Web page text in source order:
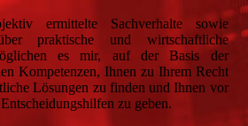
ermittelte Sachverhalte sowie
praktische und wirtschaftliche
es mir, auf der Basis der
Kompetenzen, Ihnen zu Ihrem Recht
Lösungen zu finden und Ihnen vor
zu geben.